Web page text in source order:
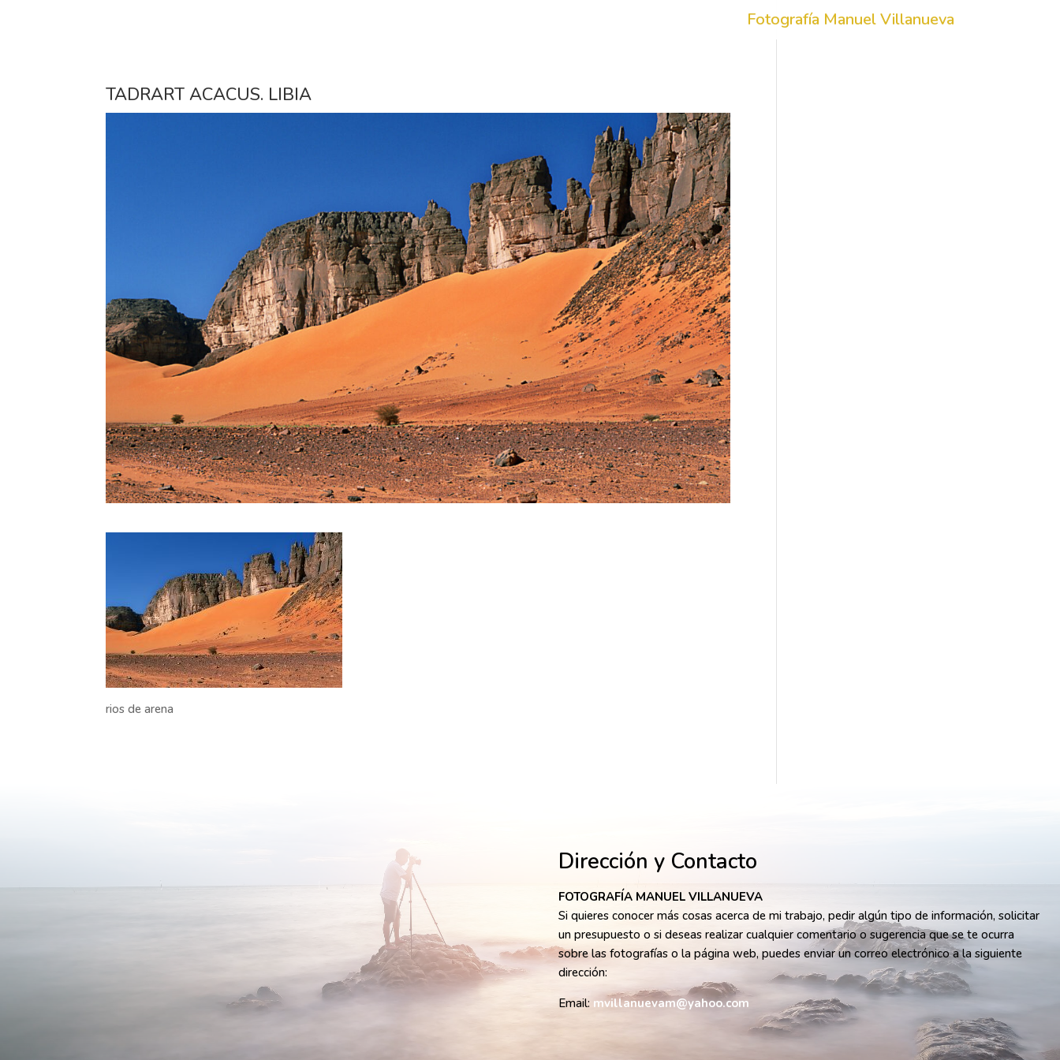
Fotografía Manuel Villanueva
TADRART ACACUS. LIBIA
rios de arena
Dirección y Contacto
FOTOGRAFÍA MANUEL VILLANUEVA
Si quieres conocer más cosas acerca de mi trabajo, pedir algún tipo de información, solicitar
un presupuesto o si deseas realizar cualquier comentario o sugerencia que se te ocurra
sobre las fotografías o la página web, puedes enviar un correo electrónico a la siguiente
dirección:
Email: mvillanuevam@yahoo.com